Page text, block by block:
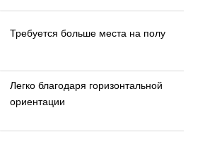
Требуется больше места на полу
Легко благодаря горизонтальной
ориентации